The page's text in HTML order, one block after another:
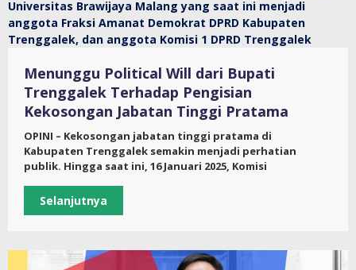
Menunggu Political Will dari Bupati
Trenggalek Terhadap Pengisian
Kekosongan Jabatan Tinggi Pratama
OPINI – Kekosongan jabatan tinggi pratama di
Kabupaten Trenggalek semakin menjadi perhatian
publik. Hingga saat ini, 16 Januari 2025, Komisi
Selanjutnya